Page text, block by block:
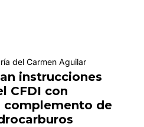
del Carmen Aguilar
instrucciones
CFDI con
complemento de